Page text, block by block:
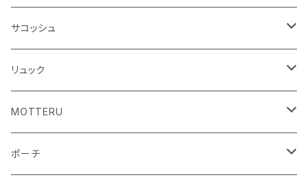
キャンパス
不織布
コットン
ポリエステル
不織布
シーチング
10oz
フェアトレードコットン
コットンリネン
ジュートコットン
再生ファブリック
オーガニックコットン
コットンリネン
再生ファブリック
5oz
コットン
サコッシュ
オーガニックコットン
フェアトレードコットン
ジュートコットン
リュック
コットン
5oz
デニム
MOTTERU
お買い物バッグ
ポーチ